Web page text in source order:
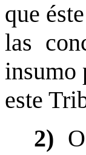
que
las
insumo
este
2)